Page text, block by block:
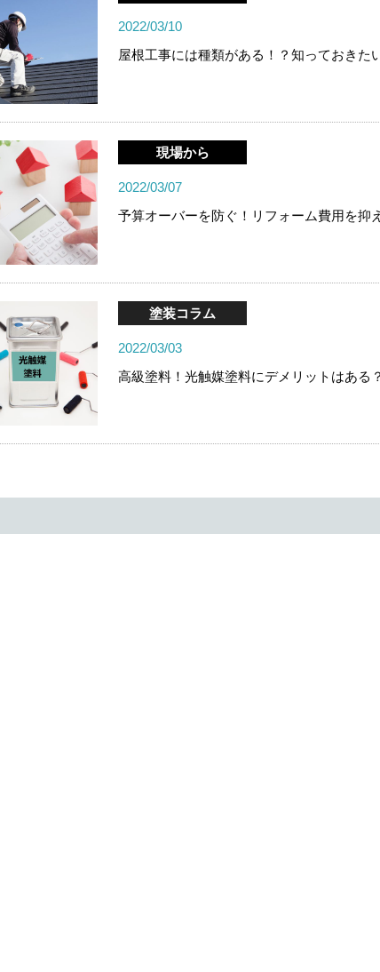
2022/03/10
屋根工事には種類がある！？知っておきた
現場から
2022/03/07
予算オーバーを防ぐ！リフォーム費用を抑
塗装コラム
2022/03/03
高級塗料！光触媒塗料にデメリットはある？